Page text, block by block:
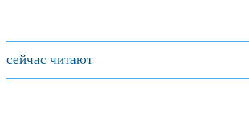
сейчас читают